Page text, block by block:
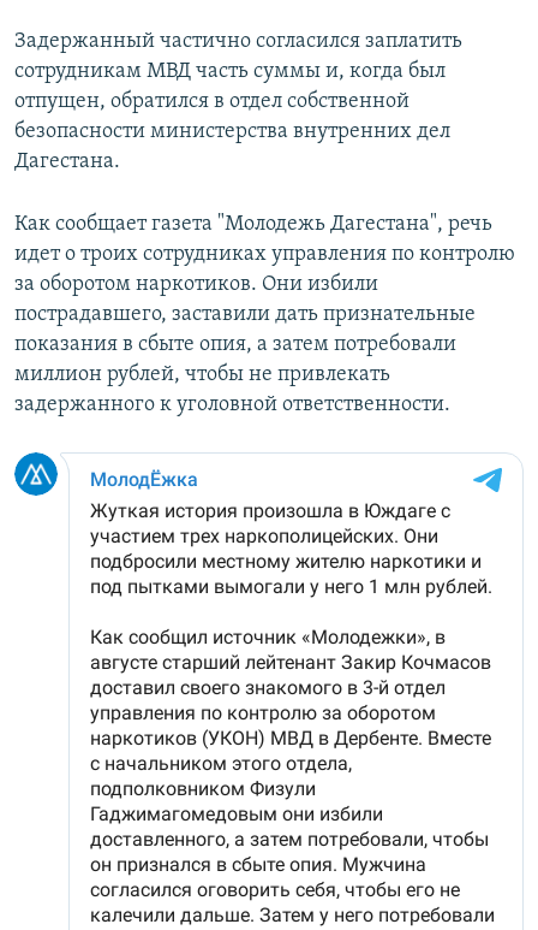
Задержанный частично согласился заплатить
сотрудникам МВД часть суммы и, когда был
отпущен, обратился в отдел собственной
безопасности министерства внутренних дел
Дагестана.
Как сообщает газета "Молодежь Дагестана", речь
идет о троих сотрудниках управления по контролю
за оборотом наркотиков. Они избили
пострадавшего, заставили дать признательные
показания в сбыте опия, а затем потребовали
миллион рублей, чтобы не привлекать
задержанного к уголовной ответственности.